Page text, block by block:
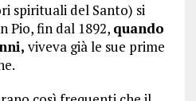
spirituali del Santo) si
Pio, fin dal 1892, quando
viveva già le sue prime